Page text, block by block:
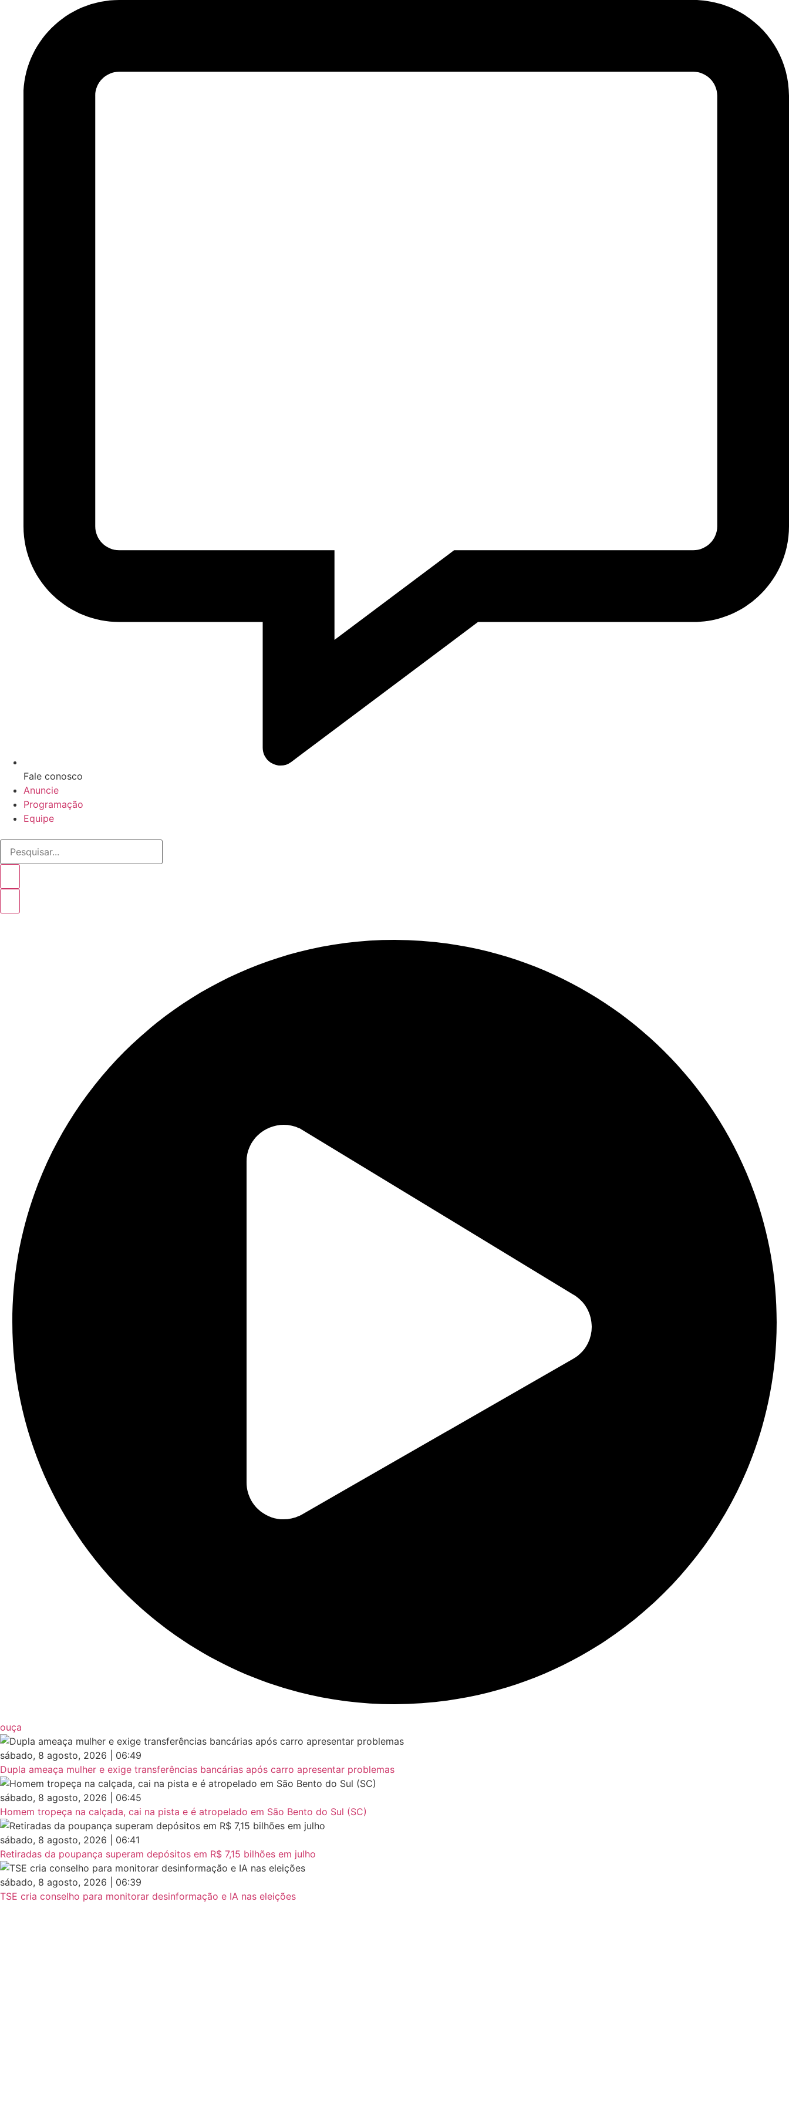
Fale conosco
Anuncie
Programação
Equipe
Pesquisar...
ouça
sábado, 8 agosto, 2026 | 06:49
Dupla ameaça mulher e exige transferências bancárias após carro apresentar problemas
sábado, 8 agosto, 2026 | 06:45
Homem tropeça na calçada, cai na pista e é atropelado em São Bento do Sul (SC)
sábado, 8 agosto, 2026 | 06:41
Retiradas da poupança superam depósitos em R$ 7,15 bilhões em julho
sábado, 8 agosto, 2026 | 06:39
TSE cria conselho para monitorar desinformação e IA nas eleições